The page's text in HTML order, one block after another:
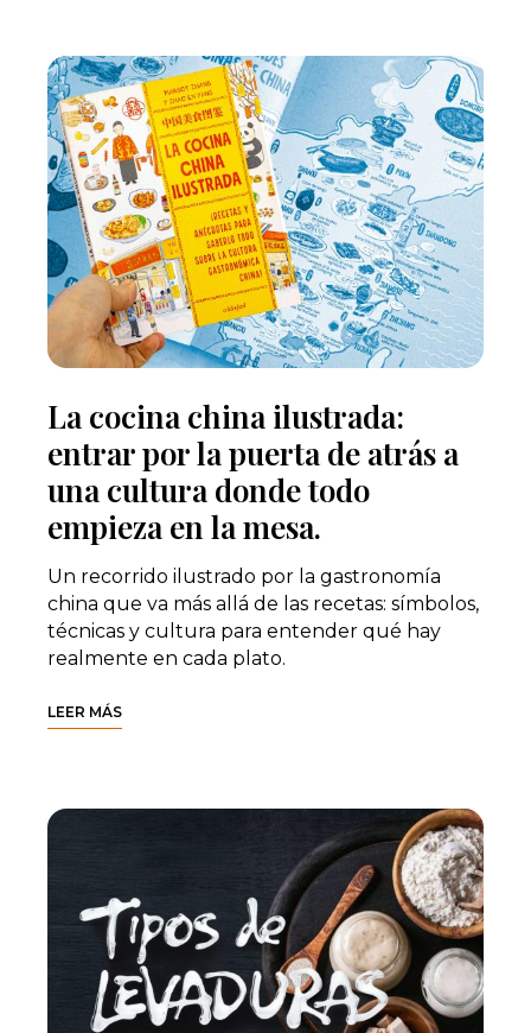
La cocina china ilustrada:
entrar por la puerta de atrás a
una cultura donde todo
empieza en la mesa.
Un recorrido ilustrado por la gastronomía
china que va más allá de las recetas: símbolos,
técnicas y cultura para entender qué hay
realmente en cada plato.
LEER MÁS